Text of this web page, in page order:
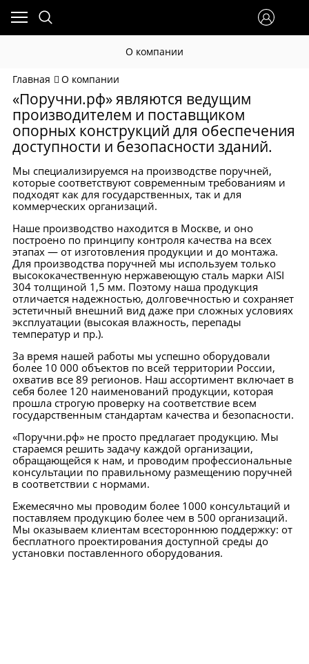
О компании
Главная О компании
«Поручни.рф» являются ведущим
производителем и поставщиком
опорных конструкций для обеспечения
доступности и безопасности зданий.
Мы специализируемся на производстве поручней,
которые соответствуют современным требованиям и
подходят как для государственных, так и для
коммерческих организаций.
Наше производство находится в Москве, и оно
построено по принципу контроля качества на всех
этапах — от изготовления продукции и до монтажа.
Для производства поручней мы используем только
высококачественную нержавеющую сталь марки AISI
304 толщиной 1,5 мм. Поэтому наша продукция
отличается надежностью, долговечностью и сохраняет
эстетичный внешний вид даже при сложных условиях
эксплуатации (высокая влажность, перепады
температур и пр.).
За время нашей работы мы успешно оборудовали
более 10 000 объектов по всей территории России,
охватив все 89 регионов. Наш ассортимент включает в
себя более 120 наименований продукции, которая
прошла строгую проверку на соответствие всем
государственным стандартам качества и безопасности.
«Поручни.рф» не просто предлагает продукцию. Мы
стараемся решить задачу каждой организации,
обращающейся к нам, и проводим профессиональные
консультации по правильному размещению поручней
в соответствии с нормами.
Ежемесячно мы проводим более 1000 консультаций и
поставляем продукцию более чем в 500 организаций.
Мы оказываем клиентам всестороннюю поддержку: от
бесплатного проектирования доступной среды до
установки поставленного оборудования.
Подобрать по назначению
Поручни для унитаза
Поручень для раковины
Поручень для душа
Поручни в ванную
Поручень U образный
Поручень Р образный
Поручень H образный
Поручень Г-образный
Прямые поручни
Поручень П-образный
Поручень Т образный
Поручень угловой
Подобрать по типу конструкции
Теплые поручни
Откидные поручни
Поручень с бумагодержателем
Стационарные поручни
Напольные поручни
Напольно-пристенные поручни
Настенные поручни
Комплекты и сантехника
Оборудование туалета для инвалидов
Унитазы для инвалидов
Поручни-опоры для спины на унитаз
Тактильные индикаторы для инвалидов
Для помещений
Для улицы
Тактильные индикаторы из нержавеющей стали